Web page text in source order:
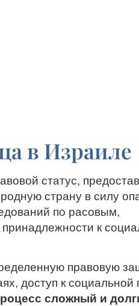
в Израиле
статус,
страну в силу
по расовым,
к
правовую
доступ к
сложный и